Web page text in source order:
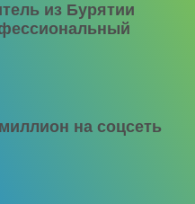
из Бурятии
на соцсеть